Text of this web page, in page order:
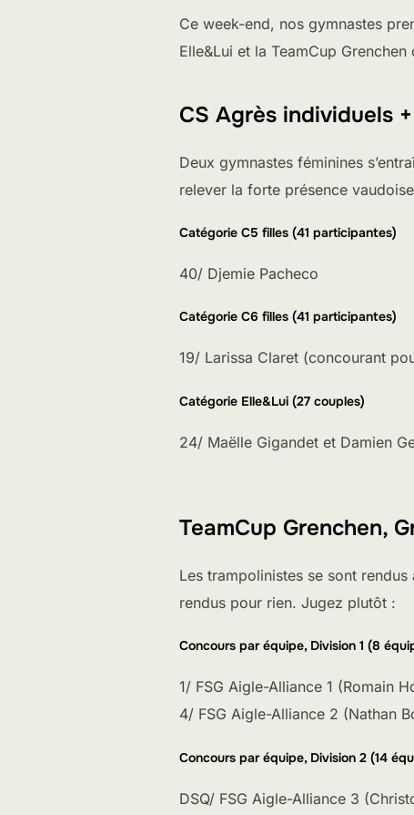
Ce week-end, nos gymnastes
Elle&Lui et la TeamCup
CS Agrès individuels
Deux gymnastes féminines
relever la forte présence
Catégorie C5 filles (41 participantes)
40/ Djemie Pacheco
Catégorie C6 filles (41 participantes)
19/ Larissa Claret (concourant
Catégorie Elle&Lui (27 couples)
24/ Maëlle Gigandet et Damien
TeamCup Grenchen,
Les trampolinistes se sont rendus
rendus pour rien. Jugez plutôt :
Concours par équipe, Division 1 (8
1/ FSG Aigle-Alliance 1 (Romain
4/ FSG Aigle-Alliance 2 (Nathan
Concours par équipe, Division 2 (14
DSQ/ FSG Aigle-Alliance 3